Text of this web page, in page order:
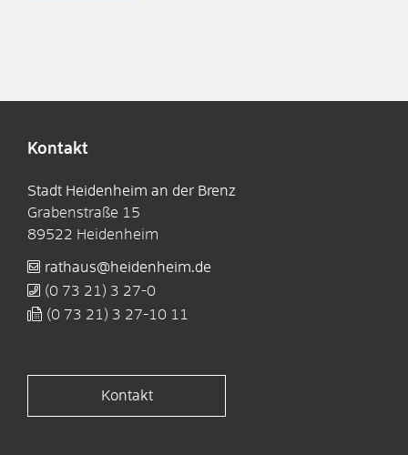
Kontakt
Stadt Heidenheim an der Brenz
Grabenstraße 15
89522 Heidenheim
rathaus@heidenheim.de
(0 73 21) 3 27-0
(0 73 21) 3 27-10 11
Kontakt